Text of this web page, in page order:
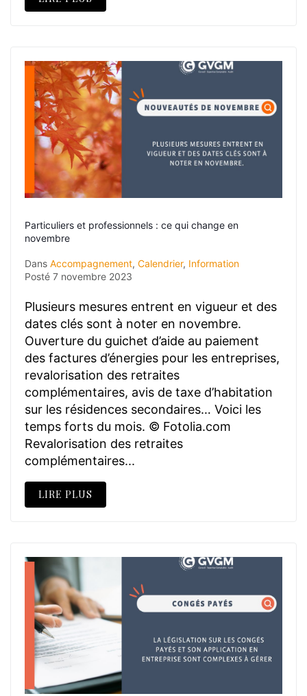
Particuliers et professionnels : ce qui change en
novembre
Dans Accompagnement, Calendrier, Information
Posté 7 novembre 2023
Plusieurs mesures entrent en vigueur et des
dates clés sont à noter en novembre.
Ouverture du guichet d’aide au paiement
des factures d’énergies pour les entreprises,
revalorisation des retraites
complémentaires, avis de taxe d’habitation
sur les résidences secondaires… Voici les
temps forts du mois. © Fotolia.com
Revalorisation des retraites
complémentaires...
LIRE PLUS